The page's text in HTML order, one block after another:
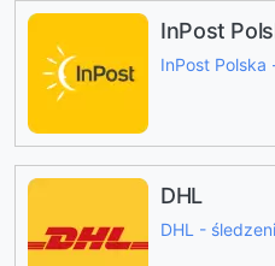
InPost
InPost Polska
DHL
DHL -